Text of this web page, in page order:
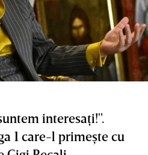
în
lui Ionuţ
Chirilă se
va
întoarce
pe
arenă
interesaţi!".
1 care-l primeşte cu